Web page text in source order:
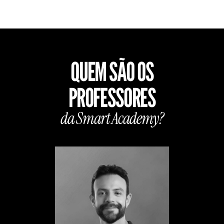
QUEM SÃO OS
PROFESSORES
da SmartAcademy?